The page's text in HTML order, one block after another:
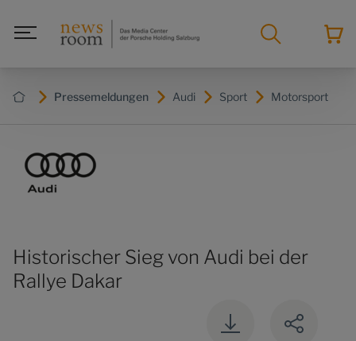
Pressemeldungen Audi Sport Motorsport
Historischer Sieg von Audi bei der
Rallye Dakar